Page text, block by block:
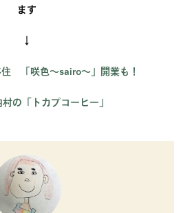
ます
↓
「咲色～sairo～」開業も！
の「トカプコーヒー」